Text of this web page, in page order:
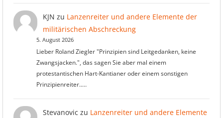
KJN zu Lanzenreiter und andere Elemente der
militärischen Abschreckung
5. August 2026
Lieber Roland Ziegler "Prinzipien sind Leitgedanken, keine
Zwangsjacken.", das sagen Sie aber mal einem
protestantischen Hart-Kantianer oder einem sonstigen
Prinzipienreiter..…
Stevanovic zu Lanzenreiter und andere Elemente